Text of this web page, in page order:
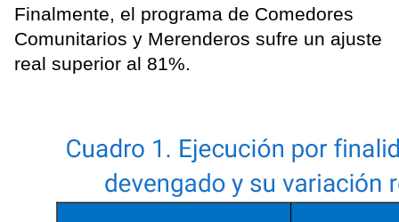
Finalmente, el programa de Comedores
Comunitarios y Merenderos sufre un ajuste
real superior al 81%.